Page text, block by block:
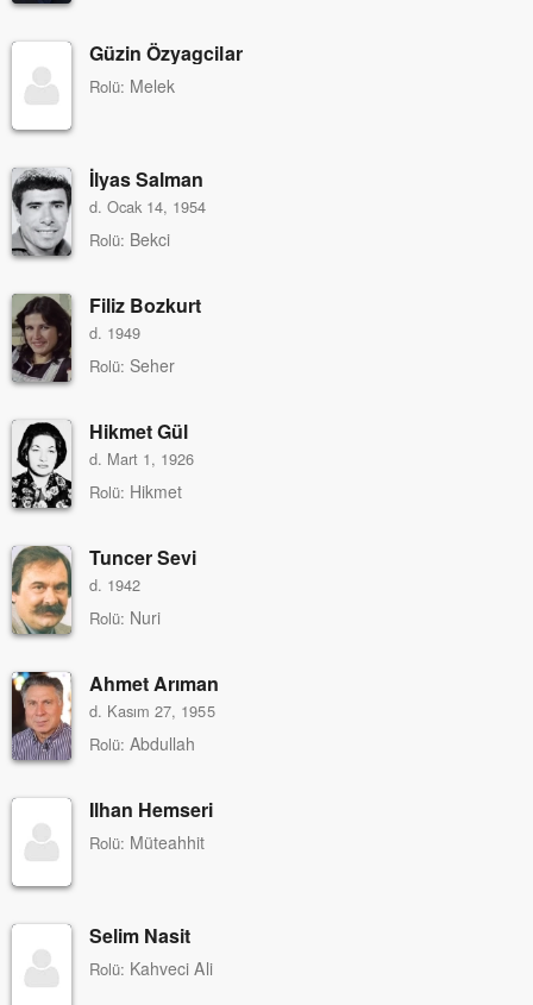
Güzin Özyagcilar
Rolü: Melek
İlyas Salman
d. Ocak 14, 1954
Rolü: Bekci
Filiz Bozkurt
d. 1949
Rolü: Seher
Hikmet Gül
d. Mart 1, 1926
Rolü: Hikmet
Tuncer Sevi
d. 1942
Rolü: Nuri
Ahmet Arıman
d. Kasım 27, 1955
Rolü: Abdullah
Ilhan Hemseri
Rolü: Müteahhit
Selim Nasit
Rolü: Kahveci Ali